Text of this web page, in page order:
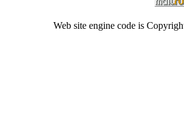
Web site engine code is